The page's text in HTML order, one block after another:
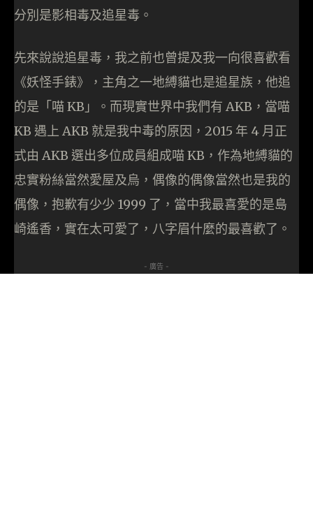
分別是影相毒及追星毒。
先來說說追星毒，我之前也曾提及我一向很喜歡看
《妖怪手錶》，主角之一地縛貓也是追星族，他追
的是「喵 KB」。而現實世界中我們有 AKB，當喵
KB 遇上 AKB 就是我中毒的原因，2015 年 4 月正
式由 AKB 選出多位成員組成喵 KB，作為地縛貓的
忠實粉絲當然愛屋及烏，偶像的偶像當然也是我的
偶像，抱歉有少少 1999 了，當中我最喜愛的是島
崎遙香，實在太可愛了，八字眉什麼的最喜歡了。
- 廣告 -